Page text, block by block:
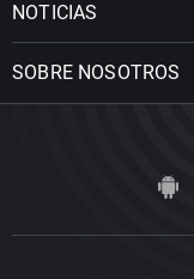
NOTICIAS
SOBRE NOSOTROS